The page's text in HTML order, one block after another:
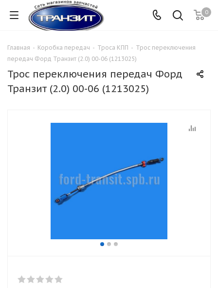
0
Главная - Коробка передач - Троса КПП - Трос переключения
передач Форд Транзит (2.0) 00-06 (1213025)
Трос переключения передач Форд
Транзит (2.0) 00-06 (1213025)